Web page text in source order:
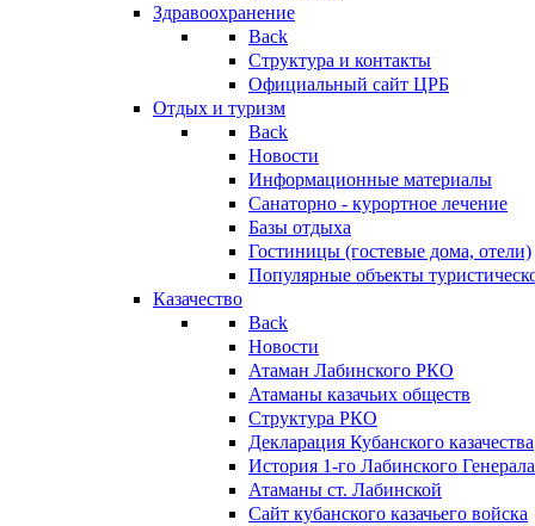
Здравоохранение
Back
Структура и контакты
Официальный сайт ЦРБ
Отдых и туризм
Back
Новости
Информационные материалы
Санаторно - курортное лечение
Базы отдыха
Гостиницы (гостевые дома, отели)
Популярные объекты
Казачество
Back
Новости
Атаман Лабинского РКО
Атаманы казачьих обществ
Структура РКО
Декларация Кубанского казачества
История 1-го Лабинского
Атаманы ст. Лабинской
Cайт кубанского казачьего войска